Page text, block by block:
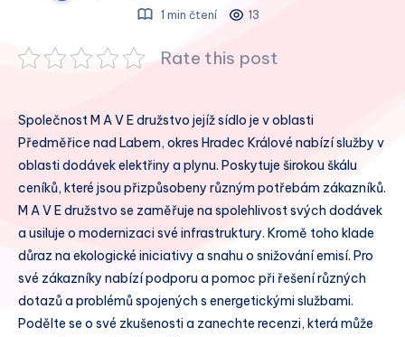
1 min čtení
13
Rate this post
Společnost M A V E družstvo jejíž sídlo je v oblasti
Předměřice nad Labem, okres Hradec Králové nabízí služby v
oblasti dodávek elektřiny a plynu. Poskytuje širokou škálu
ceníků, které jsou přizpůsobeny různým potřebám zákazníků.
M A V E družstvo se zaměřuje na spolehlivost svých dodávek
a usiluje o modernizaci své infrastruktury. Kromě toho klade
důraz na ekologické iniciativy a snahu o snižování emisí. Pro
své zákazníky nabízí podporu a pomoc při řešení různých
dotazů a problémů spojených s energetickými službami.
Podělte se o své zkušenosti a zanechte recenzi, která může